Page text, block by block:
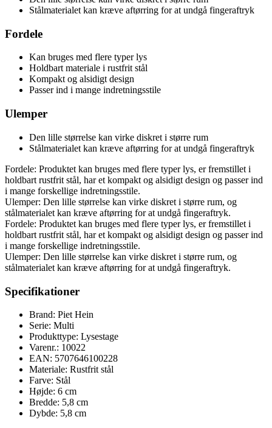
Stålmaterialet kan kræve aftørring for at undgå fingeraftryk
Fordele
Kan bruges med flere typer lys
Holdbart materiale i rustfrit stål
Kompakt og alsidigt design
Passer ind i mange indretningsstile
Ulemper
Den lille størrelse kan virke diskret i større rum
Stålmaterialet kan kræve aftørring for at undgå fingeraftryk
Fordele: Produktet kan bruges med flere typer lys, er fremstillet i
holdbart rustfrit stål, har et kompakt og alsidigt design og passer ind
i mange forskellige indretningsstile.
Ulemper: Den lille størrelse kan virke diskret i større rum, og
stålmaterialet kan kræve aftørring for at undgå fingeraftryk.
Fordele: Produktet kan bruges med flere typer lys, er fremstillet i
holdbart rustfrit stål, har et kompakt og alsidigt design og passer ind
i mange forskellige indretningsstile.
Ulemper: Den lille størrelse kan virke diskret i større rum, og
stålmaterialet kan kræve aftørring for at undgå fingeraftryk.
Specifikationer
Brand: Piet Hein
Serie: Multi
Produkttype: Lysestage
Varenr.: 10022
EAN: 5707646100228
Materiale: Rustfrit stål
Farve: Stål
Højde: 6 cm
Bredde: 5,8 cm
Dybde: 5,8 cm